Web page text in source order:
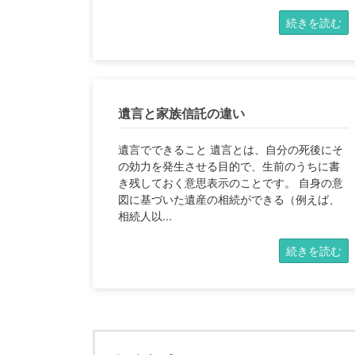
続きを読む
遺言と家族信託の違い
遺言でできること 遺言とは、自分の死後にそ
の効力を発生させる目的で、生前のうちに書
き残しておく意思表示のことです。 自身の意
図に基づいた遺産の相続ができる（例えば、
相続人以...
続きを読む